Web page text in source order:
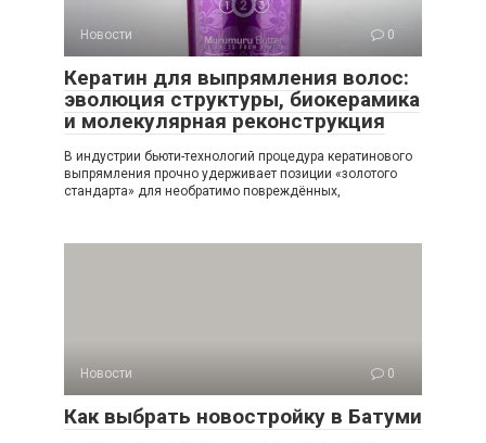
Новости 0
Кератин для выпрямления волос:
эволюция структуры, биокерамика
и молекулярная реконструкция
В индустрии бьюти-технологий процедура кератинового
выпрямления прочно удерживает позиции «золотого
стандарта» для необратимо повреждённых,
Новости 0
Как выбрать новостройку в Батуми